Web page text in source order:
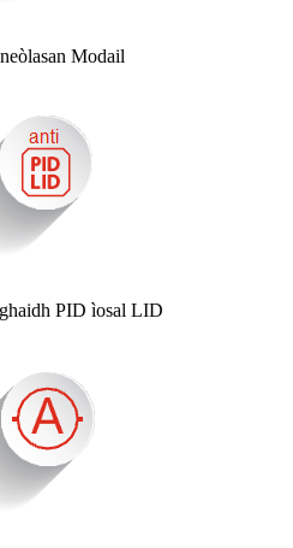
Modail
PID ìosal LID